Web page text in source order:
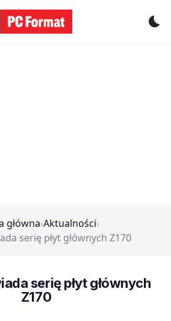
główna›Aktualności›
serię płyt głównych Z170
serię płyt głównych
Z170